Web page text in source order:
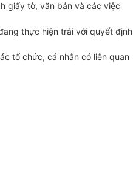
giấy tờ, văn bản và các việc
thực hiện trái với quyết định
tổ chức, cá nhân có liên quan